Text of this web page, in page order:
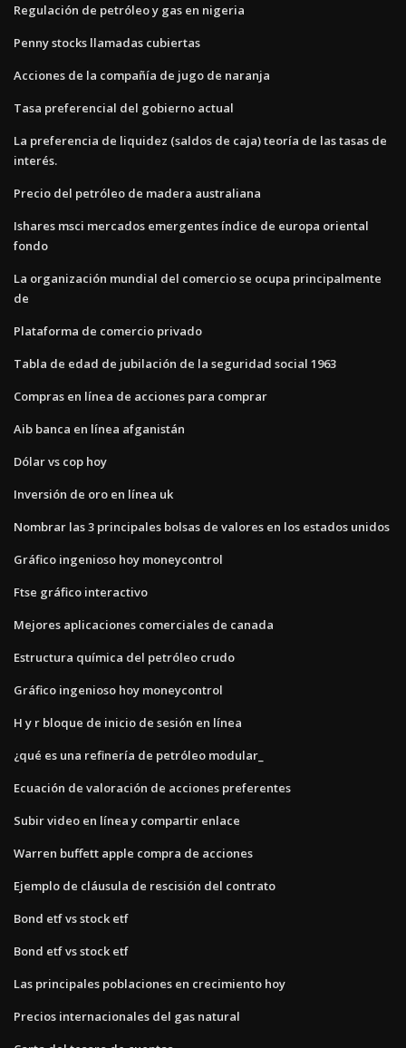
Regulación de petróleo y gas en nigeria
Penny stocks llamadas cubiertas
Acciones de la compañía de jugo de naranja
Tasa preferencial del gobierno actual
La preferencia de liquidez (saldos de caja) teoría de las tasas de
interés.
Precio del petróleo de madera australiana
Ishares msci mercados emergentes índice de europa oriental
fondo
La organización mundial del comercio se ocupa principalmente
de
Plataforma de comercio privado
Tabla de edad de jubilación de la seguridad social 1963
Compras en línea de acciones para comprar
Aib banca en línea afganistán
Dólar vs cop hoy
Inversión de oro en línea uk
Nombrar las 3 principales bolsas de valores en los estados unidos
Gráfico ingenioso hoy moneycontrol
Ftse gráfico interactivo
Mejores aplicaciones comerciales de canada
Estructura química del petróleo crudo
Gráfico ingenioso hoy moneycontrol
H y r bloque de inicio de sesión en línea
¿qué es una refinería de petróleo modular_
Ecuación de valoración de acciones preferentes
Subir video en línea y compartir enlace
Warren buffett apple compra de acciones
Ejemplo de cláusula de rescisión del contrato
Bond etf vs stock etf
Bond etf vs stock etf
Las principales poblaciones en crecimiento hoy
Precios internacionales del gas natural